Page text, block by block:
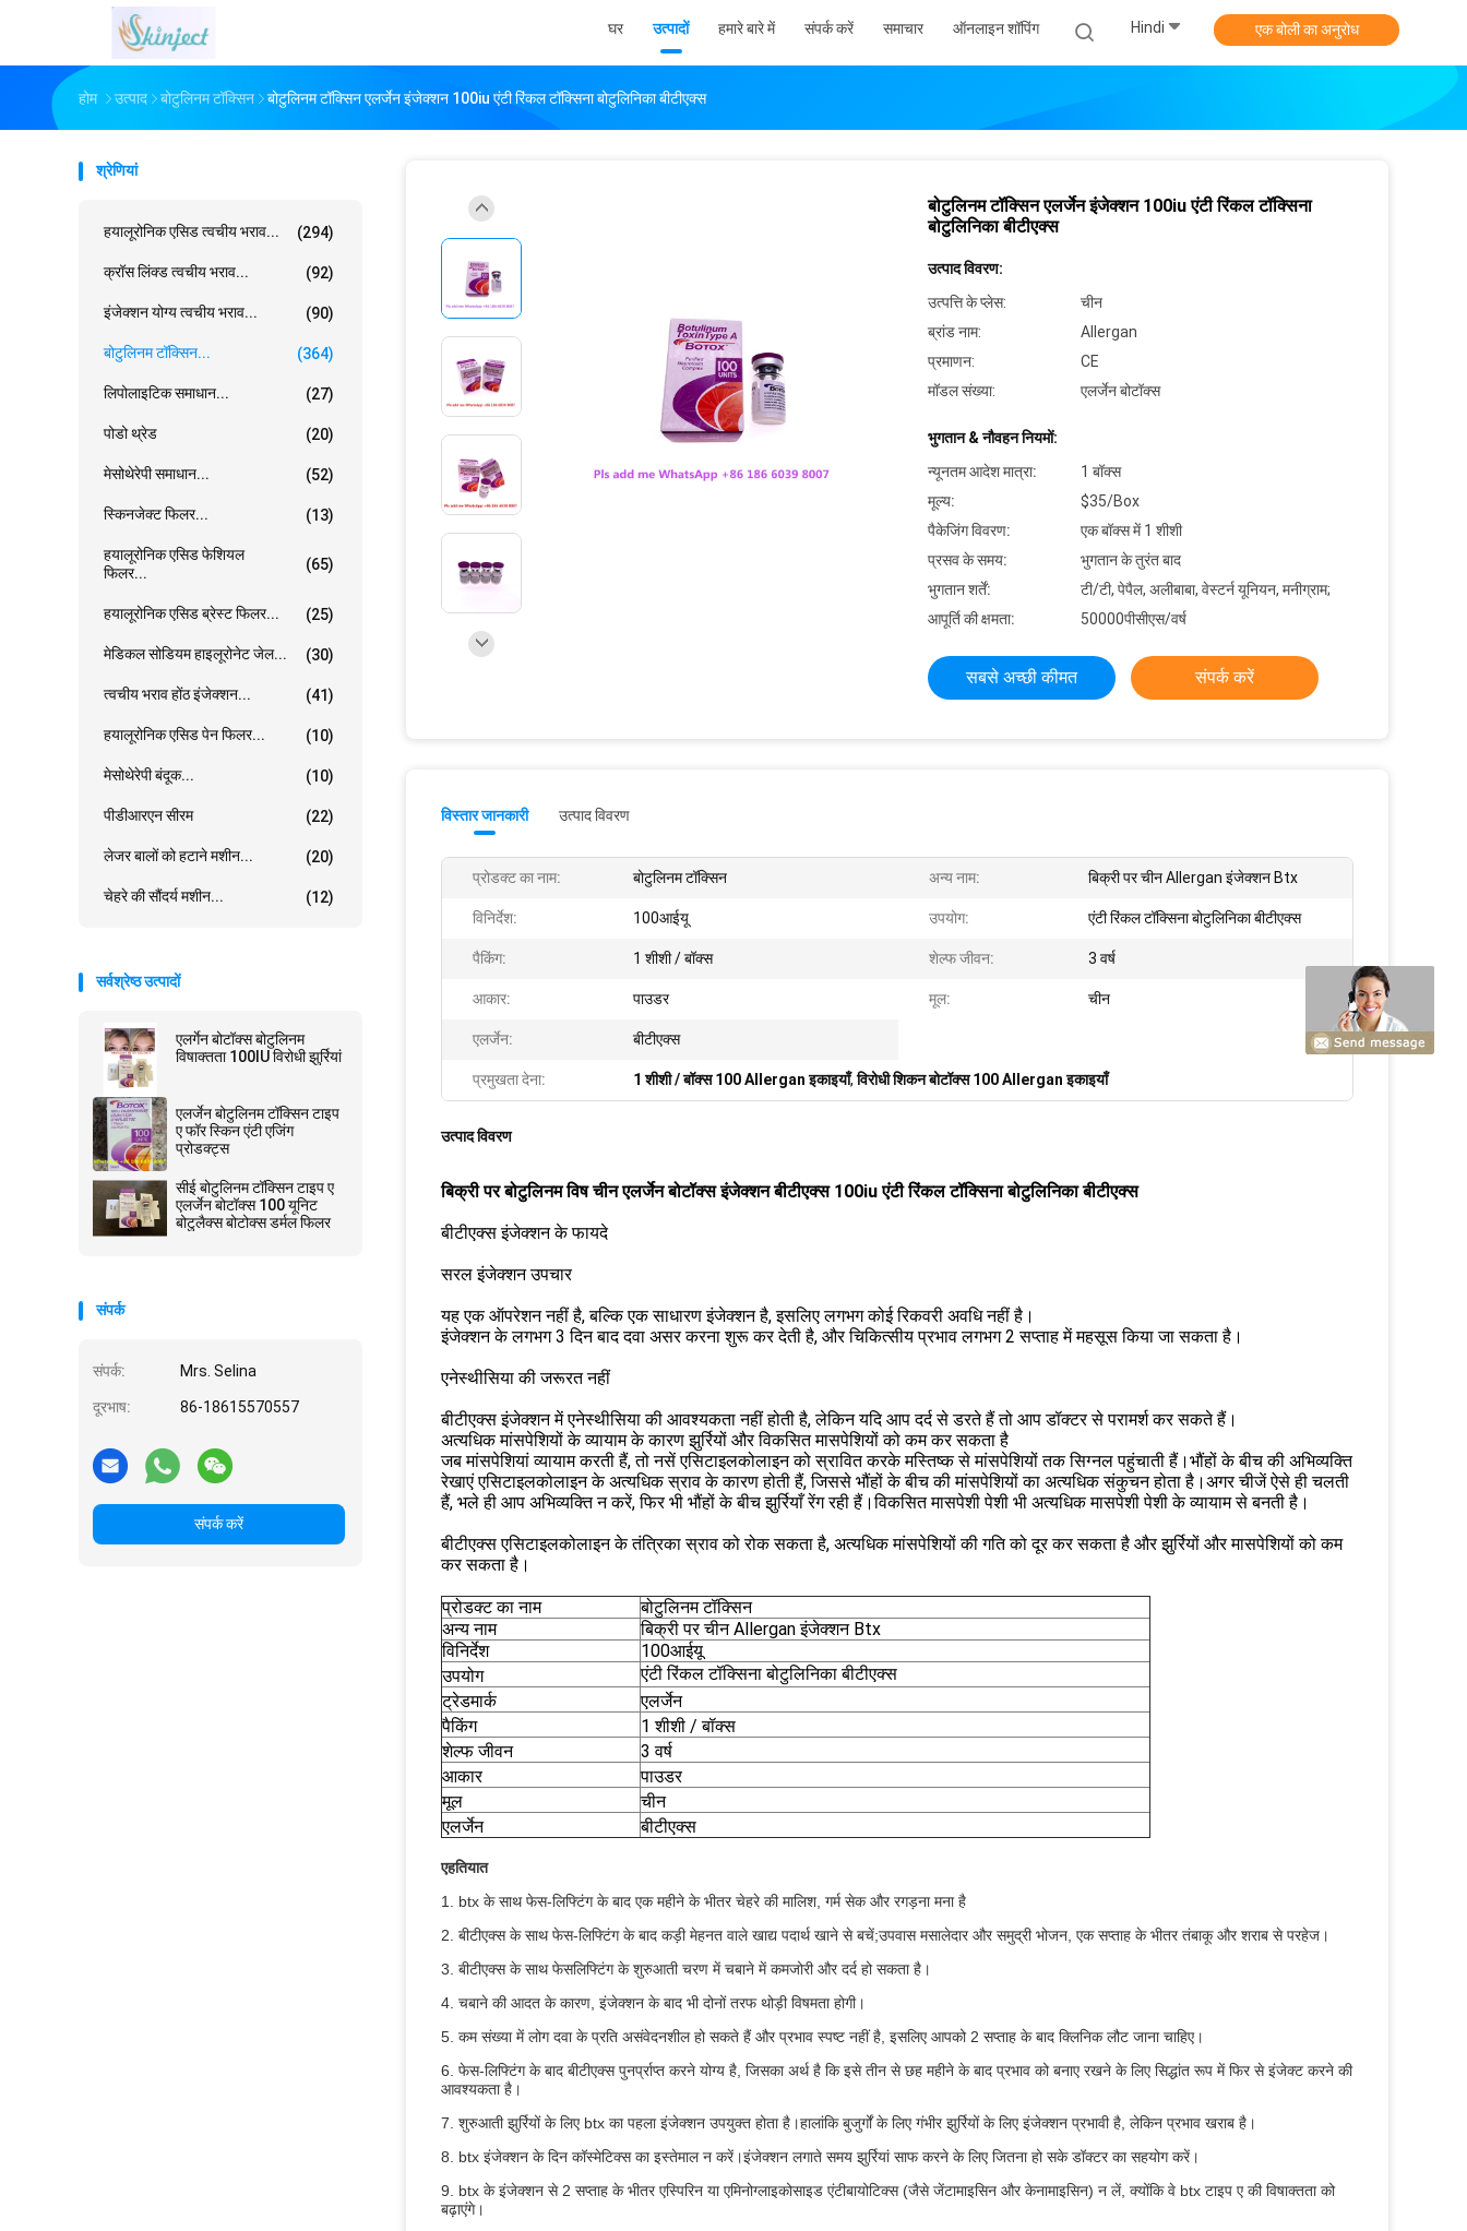
घर उत्पादों हमारे बारे में संपर्क करें समाचार ऑनलाइन शॉपिंग Hindi एक बोली का अनुरोध
होम उत्पाद बोटुलिनम टॉक्सिन बोटुलिनम टॉक्सिन एलर्जेन इंजेक्शन 100iu एंटी रिंकल टॉक्सिना बोटुलिनिका बीटीएक्स
श्रेणियां
हयालूरोनिक एसिड त्वचीय भराव... (294)
क्रॉस लिंक्ड त्वचीय भराव... (92)
इंजेक्शन योग्य त्वचीय भराव... (90)
बोटुलिनम टॉक्सिन... (364)
लिपोलाइटिक समाधान... (27)
पोडो थ्रेड (20)
मेसोथेरेपी समाधान... (52)
स्किनजेक्ट फिलर... (13)
हयालूरोनिक एसिड फेशियल
फिलर...
(65)
हयालूरोनिक एसिड ब्रेस्ट फिलर... (25)
मेडिकल सोडियम हाइलूरोनेट जेल... (30)
त्वचीय भराव होंठ इंजेक्शन... (41)
हयालूरोनिक एसिड पेन फिलर... (10)
मेसोथेरेपी बंदूक... (10)
पीडीआरएन सीरम (22)
लेजर बालों को हटाने मशीन... (20)
चेहरे की सौंदर्य मशीन... (12)
सर्वश्रेष्ठ उत्पादों
एलर्गेन बोटॉक्स बोटुलिनम
विषाक्तता 100IU विरोधी झुर्रियां
एलर्जेन बोटुलिनम टॉक्सिन टाइप
ए फॉर स्किन एंटी एजिंग
प्रोडक्ट्स
सीई बोटुलिनम टॉक्सिन टाइप ए
एलर्जेन बोटॉक्स 100 यूनिट
बोटुलैक्स बोटोक्स डर्मल फिलर
संपर्क
संपर्क: Mrs. Selina
दूरभाष: 86-18615570557
संपर्क करें
बोटुलिनम टॉक्सिन एलर्जेन इंजेक्शन 100iu एंटी रिंकल टॉक्सिना
बोटुलिनिका बीटीएक्स
उत्पाद विवरण:
उत्पत्ति के प्लेस:
चीन
ब्रांड नाम:
Allergan
प्रमाणन:
CE
मॉडल संख्या:
एलर्जेन बोटॉक्स
भुगतान & नौवहन नियमों:
न्यूनतम आदेश मात्रा:
1 बॉक्स
मूल्य:
$35/Box
पैकेजिंग विवरण:
एक बॉक्स में 1 शीशी
प्रसव के समय:
भुगतान के तुरंत बाद
भुगतान शर्तें:
टी/टी, पेपैल, अलीबाबा, वेस्टर्न यूनियन, मनीग्राम;
आपूर्ति की क्षमता:
50000पीसीएस/वर्ष
सबसे अच्छी कीमत संपर्क करें
विस्तार जानकारी उत्पाद विवरण
प्रोडक्ट का नाम: बोटुलिनम टॉक्सिन अन्य नाम: बिक्री पर चीन Allergan इंजेक्शन Btx
विनिर्देश: 100आईयू उपयोग: एंटी रिंकल टॉक्सिना बोटुलिनिका बीटीएक्स
पैकिंग: 1 शीशी / बॉक्स शेल्फ जीवन: 3 वर्ष
आकार: पाउडर मूल: चीन
एलर्जेन: बीटीएक्स
प्रमुखता देना: 1 शीशी / बॉक्स 100 Allergan इकाइयाँ,विरोधी शिकन बोटॉक्स 100 Allergan इकाइयाँ
उत्पाद विवरण
बिक्री पर बोटुलिनम विष चीन एलर्जेन बोटॉक्स इंजेक्शन बीटीएक्स 100iu एंटी रिंकल टॉक्सिना बोटुलिनिका बीटीएक्स
बीटीएक्स इंजेक्शन के फायदे
सरल इंजेक्शन उपचार
यह एक ऑपरेशन नहीं है, बल्कि एक साधारण इंजेक्शन है, इसलिए लगभग कोई रिकवरी अवधि नहीं है।
इंजेक्शन के लगभग 3 दिन बाद दवा असर करना शुरू कर देती है, और चिकित्सीय प्रभाव लगभग 2 सप्ताह में महसूस किया जा सकता है।
एनेस्थीसिया की जरूरत नहीं
बीटीएक्स इंजेक्शन में एनेस्थीसिया की आवश्यकता नहीं होती है, लेकिन यदि आप दर्द से डरते हैं तो आप डॉक्टर से परामर्श कर सकते हैं।
अत्यधिक मांसपेशियों के व्यायाम के कारण झुर्रियों और विकसित मासपेशियों को कम कर सकता है
जब मांसपेशियां व्यायाम करती हैं, तो नसें एसिटाइलकोलाइन को स्रावित करके मस्तिष्क से मांसपेशियों तक सिग्नल पहुंचाती हैं।भौंहों के बीच की अभिव्यक्ति
रेखाएं एसिटाइलकोलाइन के अत्यधिक स्राव के कारण होती हैं, जिससे भौंहों के बीच की मांसपेशियों का अत्यधिक संकुचन होता है।अगर चीजें ऐसे ही चलती
हैं, भले ही आप अभिव्यक्ति न करें, फिर भी भौंहों के बीच झुर्रियाँ रेंग रही हैं।विकसित मासपेशी पेशी भी अत्यधिक मासपेशी पेशी के व्यायाम से बनती है।
बीटीएक्स एसिटाइलकोलाइन के तंत्रिका स्राव को रोक सकता है, अत्यधिक मांसपेशियों की गति को दूर कर सकता है और झुर्रियों और मासपेशियों को कम
कर सकता है।
प्रोडक्ट का नाम
बोटुलिनम टॉक्सिन
अन्य नाम
बिक्री पर चीन Allergan इंजेक्शन Btx
विनिर्देश
100आईयू
उपयोग
एंटी रिंकल टॉक्सिना बोटुलिनिका बीटीएक्स
ट्रेडमार्क
एलर्जेन
पैकिंग
1 शीशी / बॉक्स
शेल्फ जीवन
3 वर्ष
आकार
पाउडर
मूल
चीन
एलर्जेन
बीटीएक्स
एहतियात
1. btx के साथ फेस-लिफ्टिंग के बाद एक महीने के भीतर चेहरे की मालिश, गर्म सेक और रगड़ना मना है
2. बीटीएक्स के साथ फेस-लिफ्टिंग के बाद कड़ी मेहनत वाले खाद्य पदार्थ खाने से बचें;उपवास मसालेदार और समुद्री भोजन, एक सप्ताह के भीतर तंबाकू और शराब से परहेज।
3. बीटीएक्स के साथ फेसलिफ्टिंग के शुरुआती चरण में चबाने में कमजोरी और दर्द हो सकता है।
4. चबाने की आदत के कारण, इंजेक्शन के बाद भी दोनों तरफ थोड़ी विषमता होगी।
5. कम संख्या में लोग दवा के प्रति असंवेदनशील हो सकते हैं और प्रभाव स्पष्ट नहीं है, इसलिए आपको 2 सप्ताह के बाद क्लिनिक लौट जाना चाहिए।
6. फेस-लिफ्टिंग के बाद बीटीएक्स पुनर्प्राप्त करने योग्य है, जिसका अर्थ है कि इसे तीन से छह महीने के बाद प्रभाव को बनाए रखने के लिए सिद्धांत रूप में फिर से इंजेक्ट करने की
आवश्यकता है।
7. शुरुआती झुर्रियों के लिए btx का पहला इंजेक्शन उपयुक्त होता है।हालांकि बुजुर्गों के लिए गंभीर झुर्रियों के लिए इंजेक्शन प्रभावी है, लेकिन प्रभाव खराब है।
8. btx इंजेक्शन के दिन कॉस्मेटिक्स का इस्तेमाल न करें।इंजेक्शन लगाते समय झुर्रियां साफ करने के लिए जितना हो सके डॉक्टर का सहयोग करें।
9. btx के इंजेक्शन से 2 सप्ताह के भीतर एस्पिरिन या एमिनोग्लाइकोसाइड एंटीबायोटिक्स (जैसे जेंटामाइसिन और केनामाइसिन) न लें, क्योंकि वे btx टाइप ए की विषाक्तता को
बढ़ाएंगे।